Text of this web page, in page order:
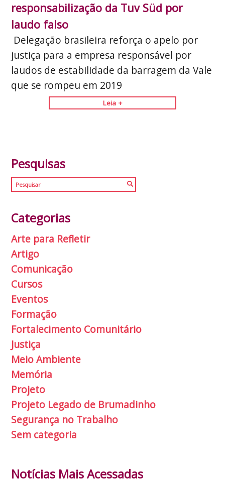
responsabilização da Tuv Süd por
laudo falso
Delegação brasileira reforça o apelo por
justiça para a empresa responsável por
laudos de estabilidade da barragem da Vale
que se rompeu em 2019
Leia +
Pesquisas
Categorias
Arte para Refletir
Artigo
Comunicação
Cursos
Eventos
Formação
Fortalecimento Comunitário
Justiça
Meio Ambiente
Memória
Projeto
Projeto Legado de Brumadinho
Segurança no Trabalho
Sem categoria
Notícias Mais Acessadas